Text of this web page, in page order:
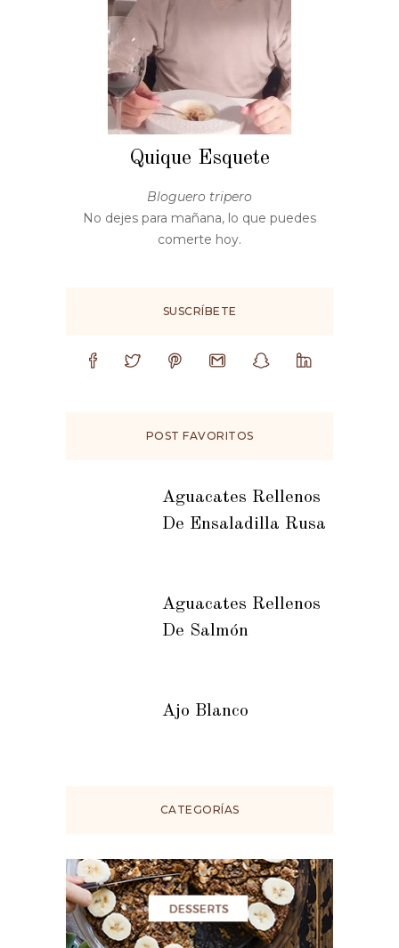
Quique Esquete
Bloguero tripero
No dejes para mañana, lo que puedes
comerte hoy.
SUSCRÍBETE
POST FAVORITOS
Aguacates Rellenos
De Ensaladilla Rusa
Aguacates Rellenos
De Salmón
Ajo Blanco
CATEGORÍAS